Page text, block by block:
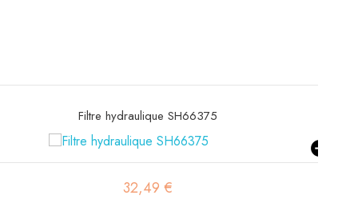
Filtre hydraulique SH66375
32,49 €